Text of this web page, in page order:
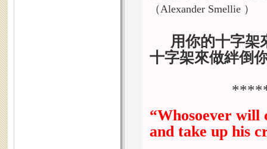
（Alexander Smellie ）
用你的十字架
十字架來做絆倒
“Whosoever will
and take up his